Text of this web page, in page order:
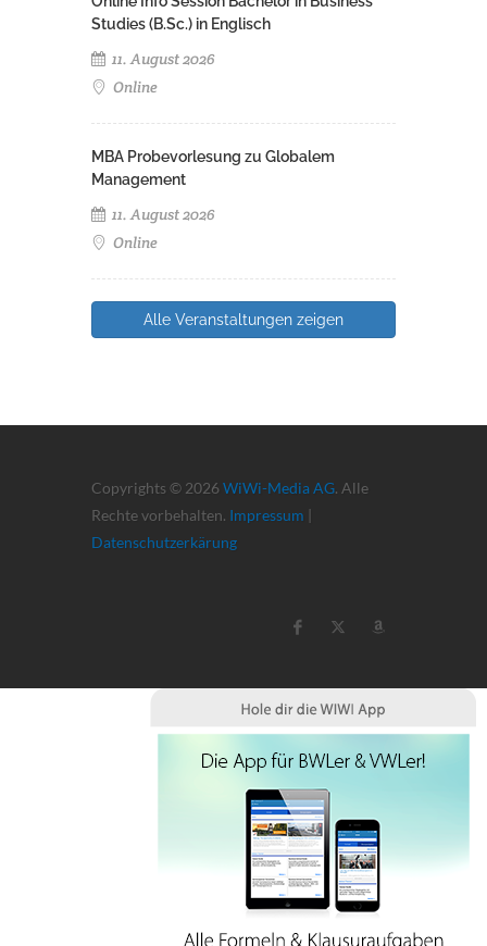
Studies (B.Sc.) in Englisch
11. August 2026
Online
MBA Probevorlesung zu Globalem
Management
11. August 2026
Online
Alle Veranstaltungen zeigen
Copyrights © 2026 WiWi-Media AG. Alle
Rechte vorbehalten. Impressum |
Datenschutzerkärung